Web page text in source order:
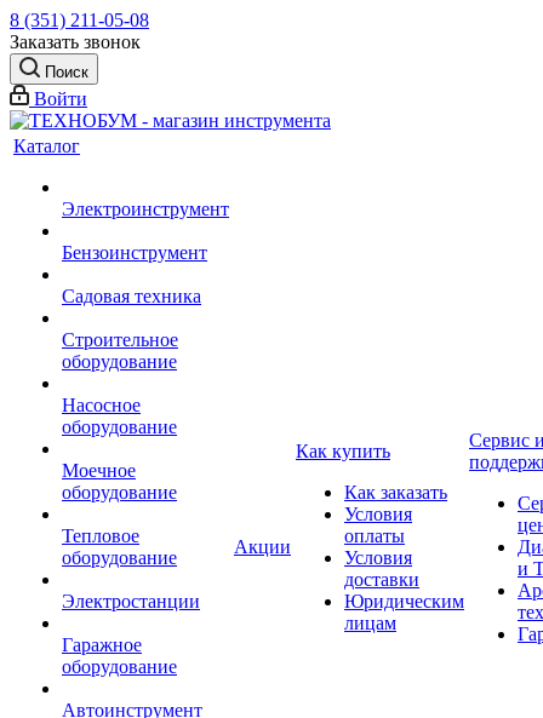
8 (351) 211-05-08
Заказать звонок
Поиск
Войти
Каталог
Электроинструмент
Бензоинструмент
Садовая техника
Строительное
оборудование
Насосное
оборудование
Моечное
оборудование
Тепловое
оборудование
Электростанции
Гаражное
оборудование
Автоинструмент
Акции
Как купить
Как заказать
Условия
оплаты
Условия
доставки
Юридическим
лицам
Сервис
и